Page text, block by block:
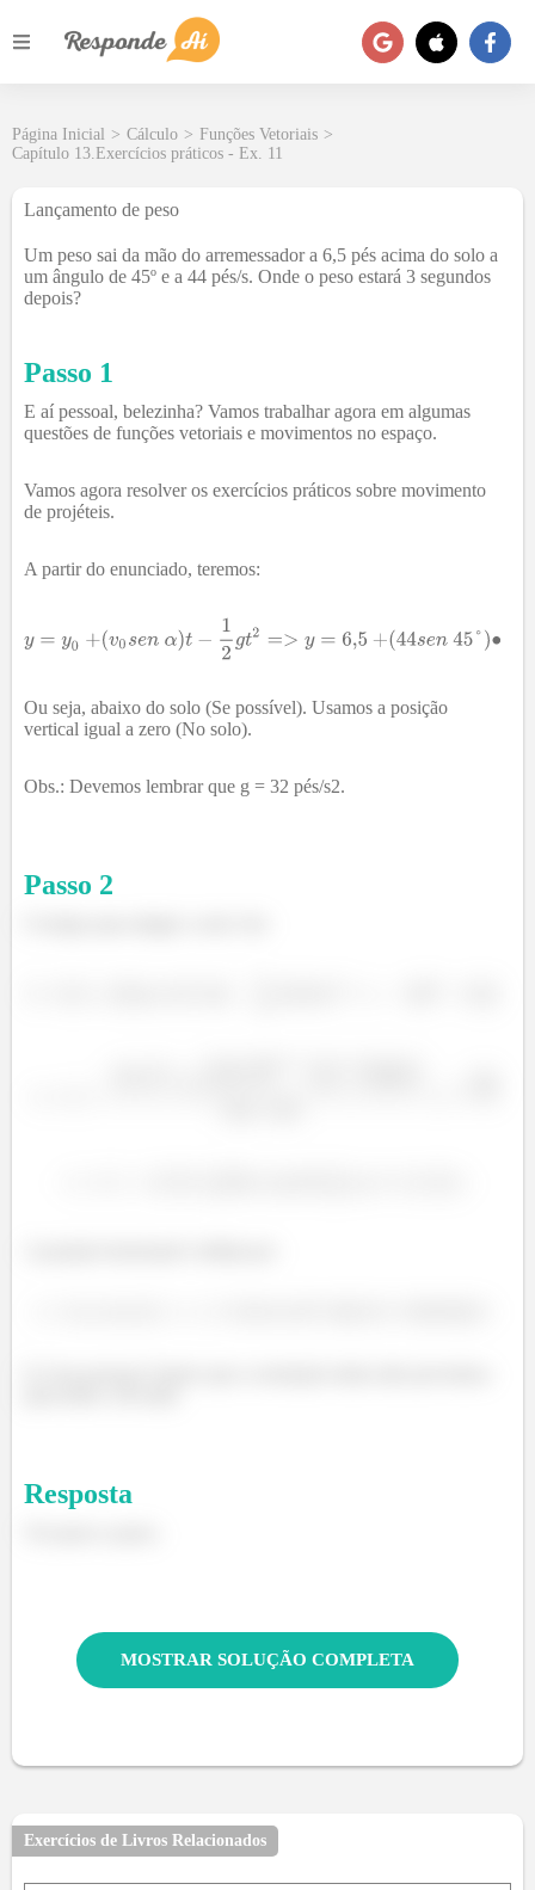
Página Inicial > Cálculo > Funções Vetoriais >
Capítulo 13.Exercícios práticos - Ex. 11
Lançamento de peso
Um peso sai da mão do arremessador a 6,5 pés acima do solo a
um ângulo de 45º e a 44 pés/s. Onde o peso estará 3 segundos
depois?
Passo 1
E aí pessoal, belezinha? Vamos trabalhar agora em algumas
questões de funções vetoriais e movimentos no espaço.
Vamos agora resolver os exercícios práticos sobre movimento
de projéteis.
A partir do enunciado, teremos:
Ou seja, abaixo do solo (Se possível). Usamos a posição
vertical igual a zero (No solo).
Obs.: Devemos lembrar que g = 32 pés/s2.
Passo 2
Resposta
MOSTRAR SOLUÇÃO COMPLETA
Exercícios de Livros Relacionados